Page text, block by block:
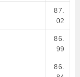
87.
02
86.
99
86.